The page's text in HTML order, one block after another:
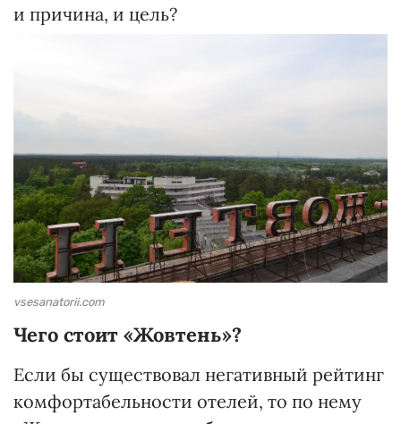
и причина, и цель?
vsesanatorii.com
Чего стоит «Жовтень»?
Если бы существовал негативный рейтинг
комфортабельности отелей, то по нему